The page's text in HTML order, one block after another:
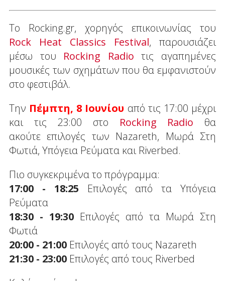
Το Rocking.gr, χορηγός επικοινωνίας του
Rock Heat Classics Festival, παρουσιάζει
μέσω του Rocking Radio τις αγαπημένες
μουσικές των σχημάτων που θα εμφανιστούν
στο φεστιβάλ.
Την Πέμπτη, 8 Ιουνίου από τις 17:00 μέχρι
και τις 23:00 στο Rocking Radio θα
ακούτε επιλογές των Nazareth, Μωρά Στη
Φωτιά, Υπόγεια Ρεύματα και Riverbed.
Πιο συγκεκριμένα το πρόγραμμα:
17:00 - 18:25 Επιλογές από τα Υπόγεια
Ρεύματα
18:30 - 19:30Επιλογές από τα Μωρά Στη
Φωτιά
20:00 - 21:00Επιλογές από τους Nazareth
21:30 - 23:00Επιλογές από τους Riverbed